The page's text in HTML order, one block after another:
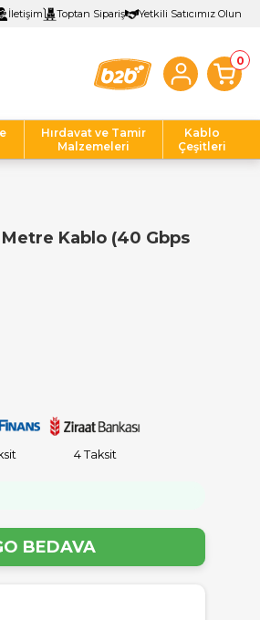
İletişim Toptan Sipariş Yetkili Satıcımız Olun
0
Hırdavat ve Tamir
Malzemeleri
Kablo
Çeşitleri
Kablo (40 Gbps
4 Taksit
BEDAVA